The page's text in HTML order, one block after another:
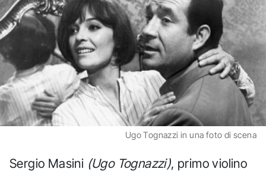
Ugo Tognazzi in una foto di scena
Sergio Masini (Ugo Tognazzi), primo violino